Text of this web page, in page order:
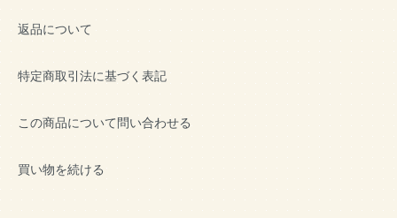
返品について
特定商取引法に基づく表記
この商品について問い合わせる
買い物を続ける